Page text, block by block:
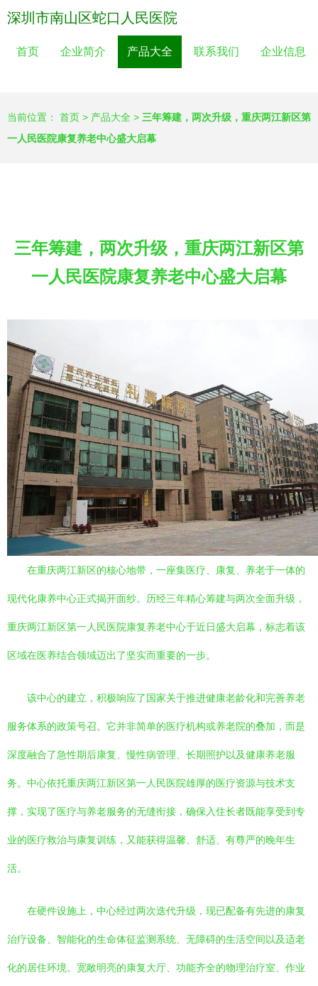
深圳市南山区蛇口人民医院
首页 企业简介 产品大全 联系我们 企业信息
当前位置： 首页 > 产品大全 > 三年筹建，两次升级，重庆两江新区第
一人民医院康复养老中心盛大启幕
三年筹建，两次升级，重庆两江新区第
一人民医院康复养老中心盛大启幕
在重庆两江新区的核心地带，一座集医疗、康复、养老于一体的
现代化康养中心正式揭开面纱。历经三年精心筹建与两次全面升级，
重庆两江新区第一人民医院康复养老中心于近日盛大启幕，标志着该
区域在医养结合领域迈出了坚实而重要的一步。
该中心的建立，积极响应了国家关于推进健康老龄化和完善养老
服务体系的政策号召。它并非简单的医疗机构或养老院的叠加，而是
深度融合了急性期后康复、慢性病管理、长期照护以及健康养老服
务。中心依托重庆两江新区第一人民医院雄厚的医疗资源与技术支
撑，实现了医疗与养老服务的无缝衔接，确保入住长者既能享受到专
业的医疗救治与康复训练，又能获得温馨、舒适、有尊严的晚年生
活。
在硬件设施上，中心经过两次迭代升级，现已配备有先进的康复
治疗设备、智能化的生命体征监测系统、无障碍的生活空间以及适老
化的居住环境。宽敞明亮的康复大厅、功能齐全的物理治疗室、作业